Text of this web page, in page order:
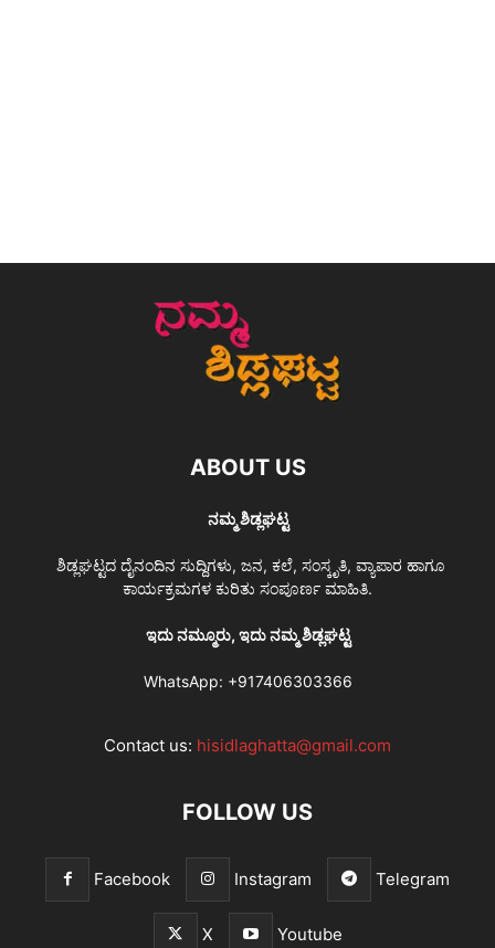
ABOUT US
ನಮ್ಮ ಶಿಡ್ಲಘಟ್ಟ
ಶಿಡ್ಲಘಟ್ಟದ ದೈನಂದಿನ ಸುದ್ದಿಗಳು, ಜನ, ಕಲೆ, ಸಂಸ್ಕೃತಿ, ವ್ಯಾಪಾರ ಹಾಗೂ
ಕಾರ್ಯಕ್ರಮಗಳ ಕುರಿತು ಸಂಪೂರ್ಣ ಮಾಹಿತಿ.
ಇದು ನಮ್ಮೂರು, ಇದು ನಮ್ಮ ಶಿಡ್ಲಘಟ್ಟ
WhatsApp: +917406303366
Contact us: hisidlaghatta@gmail.com
FOLLOW US
Facebook Instagram Telegram
X Youtube